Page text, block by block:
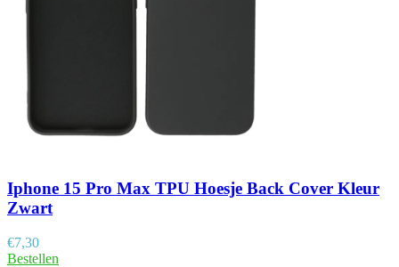
Iphone 15 Pro Max TPU Hoesje Back Cover Kleur
Zwart
€7,30
Bestellen